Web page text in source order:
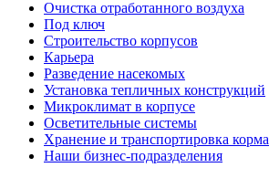
Очистка отработанного воздуха
Под ключ
Строительство корпусов
Карьера
Разведение насекомых
Установка тепличных конструкций
Микроклимат в корпусе
Осветительные системы
Хранение и транспортировка корма
Наши бизнес-подразделения